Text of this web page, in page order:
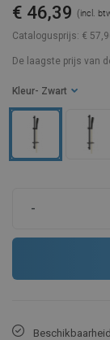
Catalogusprijs: €
€ 46,39 (incl.
De laagste prijs van
Kleur - Zwart
-